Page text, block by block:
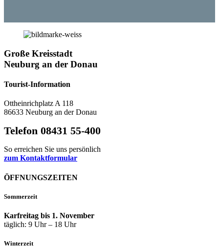
Große Kreisstadt
Neuburg an der Donau
Tourist-Information
Ottheinrichplatz A 118
86633 Neuburg an der Donau
Telefon 08431 55-400
So erreichen Sie uns persönlich
zum Kontaktformular
ÖFFNUNGSZEITEN
Sommerzeit
Karfreitag bis 1. November
täglich: 9 Uhr – 18 Uhr
Winterzeit